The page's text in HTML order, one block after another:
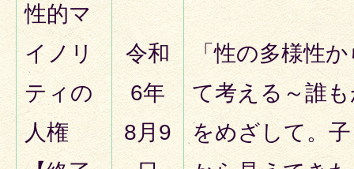
性的マ
イノリ
ティの
人権
令和
6年
8月9
「性の多様性
て考える～誰
をめざして。